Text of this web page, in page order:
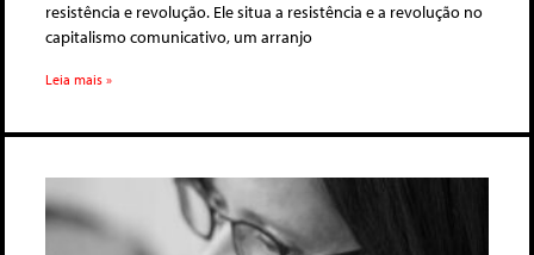
resistência e revolução. Ele situa a resistência e a revolução no
capitalismo comunicativo, um arranjo
Leia mais »